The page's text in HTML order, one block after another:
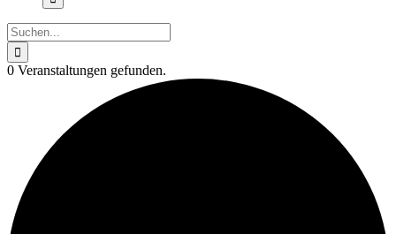
Suche
nach:
0 Veranstaltungen gefunden.